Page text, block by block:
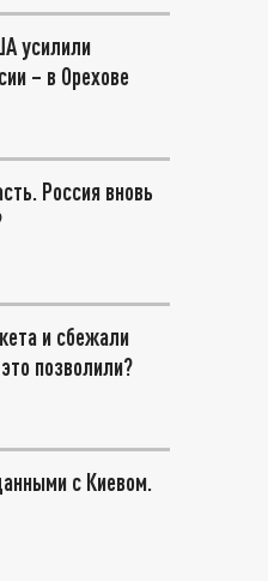
усилили
– в Орехове
Россия вновь
и сбежали
позволили?
с Киевом.